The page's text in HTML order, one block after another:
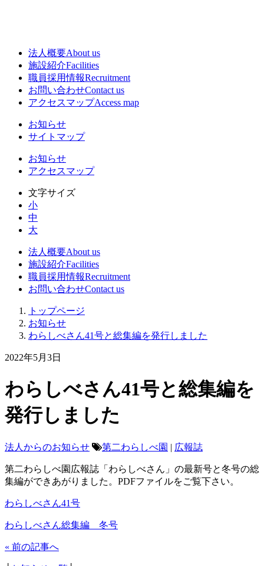
法人概要About us
施設紹介Facilities
職員採用情報Recruitment
お問い合わせContact us
アクセスマップAccess map
お知らせ
サイトマップ
お知らせ
アクセスマップ
文字サイズ
小
中
大
法人概要About us
施設紹介Facilities
職員採用情報Recruitment
お問い合わせContact us
トップページ
お知らせ
わらしべさん41号と総集編を発行しました
2022年5月3日
わらしべさん41号と総集編を
発行しました
法人からのお知らせ 第二わらしべ園 | 広報誌
第二わらしべ園広報誌「わらしべさん」の最新号と冬号の総
集編ができあがりました。PDFファイルをご覧下さい。
わらしべさん41号
わらしべさん総集編 冬号
« 前の記事へ